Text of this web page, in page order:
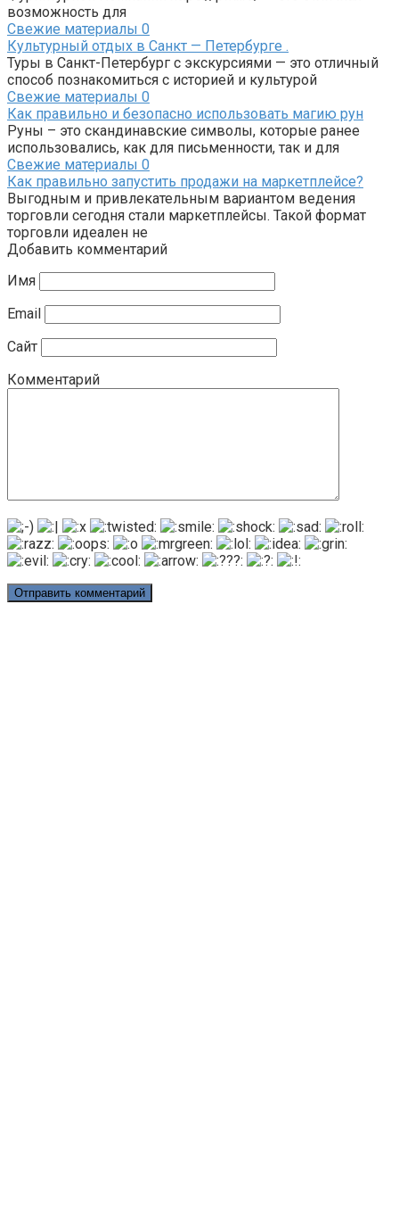
возможность для
Свежие материалы 0
Культурный отдых в Санкт — Петербурге .
Туры в Санкт-Петербург с экскурсиями — это отличный
способ познакомиться с историей и культурой
Свежие материалы 0
Как правильно и безопасно использовать магию рун
Руны – это скандинавские символы, которые ранее
использовались, как для письменности, так и для
Свежие материалы 0
Как правильно запустить продажи на маркетплейсе?
Выгодным и привлекательным вариантом ведения
торговли сегодня стали маркетплейсы. Такой формат
торговли идеален не
Добавить комментарий
Имя
Email
Сайт
Комментарий